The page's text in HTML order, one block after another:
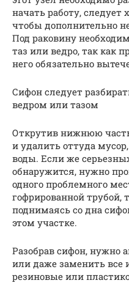
начать работу, следует
чтобы дополнительно
Под раковину
таз или ведро, так как
него обязательно
Сифон следует
ведром или тазом
Открутив нижнюю
и удалить оттуда
воды. Если же
обнаружится, нужно
одного проблемного
гофрированной трубой,
поднимаясь со дна
этом участке.
Разобрав сифон, нужно
или даже заменить
резиновые или